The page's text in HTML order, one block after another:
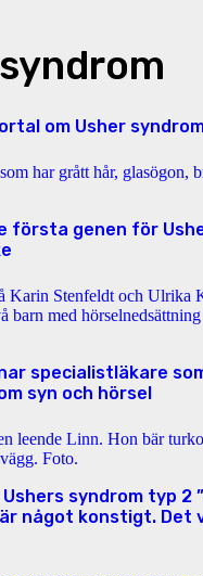
om Usher
första genen för
specialistläkare
syn och hörsel
syndrom typ 2
något konstigt. Det